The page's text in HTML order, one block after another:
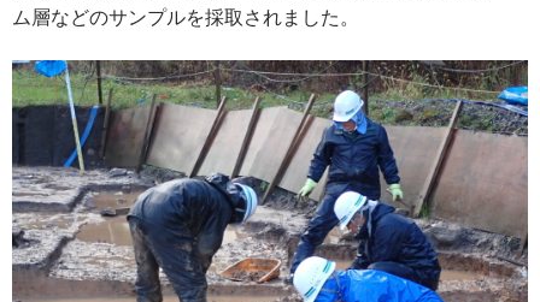
ム層などのサンプルを採取されました。